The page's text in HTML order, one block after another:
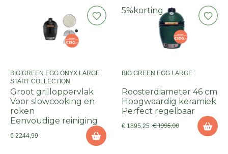
BIG GREEN EGG ONYX LARGE
START COLLECTION
Groot grilloppervlak
Voor slowcooking en
roken
Eenvoudige reiniging
€ 2244,99
5% korting
BIG GREEN EGG LARGE
Roosterdiameter 46 cm
Hoogwaardig keramiek
Perfect regelbaar
€ 1895,25 € 1995,00